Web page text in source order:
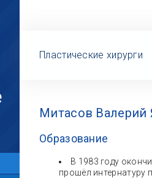
Пластические хирурги
Митасов Валерий
Образование
В 1983 году
прошёл интернатуру